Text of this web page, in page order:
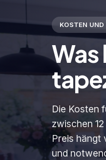
KOSTEN UND
Was
Die Kosten
zwischen
Preis hängt
und